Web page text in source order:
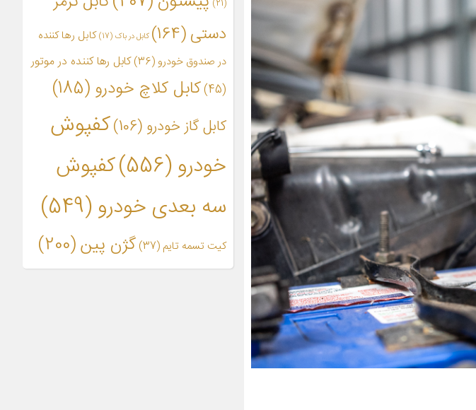
(21)
دستی(164) کابل در باک (17)
کابل رها کننده
در صندوق خودرو (36)
کابل رها کننده در موتور
(45)
کابل کلاچ خودرو (185)
کابل گاز خودرو (106)
کفپوش
خودرو(556)
کفپوش
سه بعدی خودرو(549)
کیت تسمه تایم (37) گژن پین(200)